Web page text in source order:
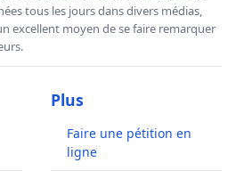
tous les jours dans divers médias,
excellent moyen de se faire remarquer
Plus
Faire une pétition en
ligne